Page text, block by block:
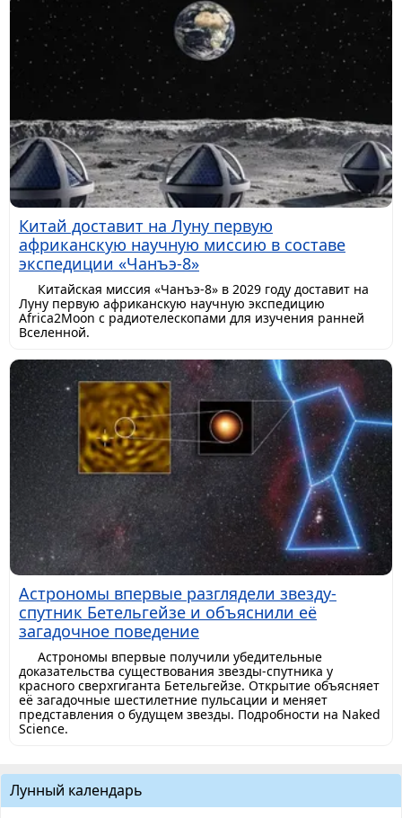
Китай доставит на Луну первую
африканскую научную миссию в составе
экспедиции «Чанъэ-8»
Китайская миссия «Чанъэ-8» в 2029 году доставит на
Луну первую африканскую научную экспедицию
Africa2Moon с радиотелескопами для изучения ранней
Вселенной.
Астрономы впервые разглядели звезду-
спутник Бетельгейзе и объяснили её
загадочное поведение
Астрономы впервые получили убедительные
доказательства существования звезды-спутника у
красного сверхгиганта Бетельгейзе. Открытие объясняет
её загадочные шестилетние пульсации и меняет
представления о будущем звезды. Подробности на Naked
Science.
Лунный календарь